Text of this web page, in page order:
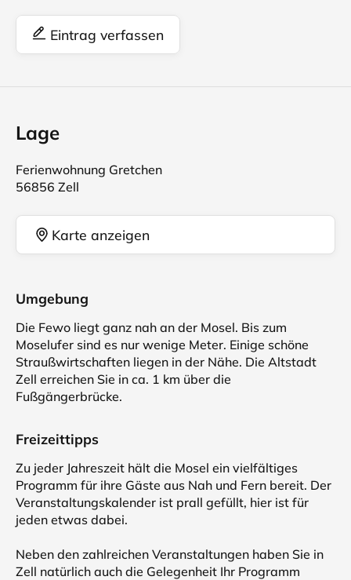
Eintrag verfassen
Lage
Ferienwohnung Gretchen
56856 Zell
Karte anzeigen
Umgebung
Die Fewo liegt ganz nah an der Mosel. Bis zum
Moselufer sind es nur wenige Meter. Einige schöne
Straußwirtschaften liegen in der Nähe. Die Altstadt
Zell erreichen Sie in ca. 1 km über die
Fußgängerbrücke.
Freizeittipps
Zu jeder Jahreszeit hält die Mosel ein vielfältiges
Programm für ihre Gäste aus Nah und Fern bereit. Der
Veranstaltungskalender ist prall gefüllt, hier ist für
jeden etwas dabei.
Neben den zahlreichen Veranstaltungen haben Sie in
Zell natürlich auch die Gelegenheit Ihr Programm